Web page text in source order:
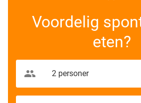
Voordelig
eten?